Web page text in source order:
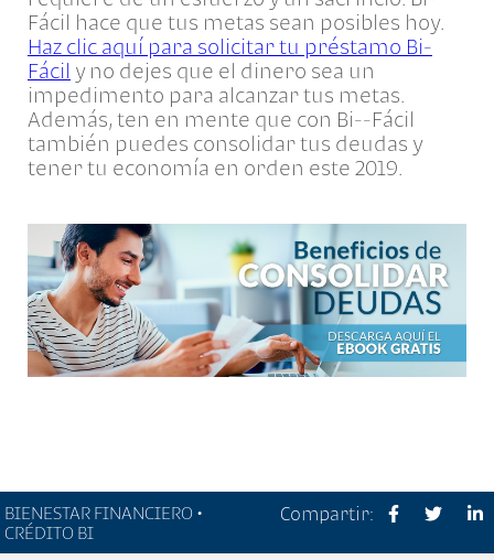
Fácil hace que tus metas sean posibles hoy.
Haz clic aquí para solicitar tu préstamo Bi-
Fácil y no dejes que el dinero sea un
impedimento para alcanzar tus metas.
Además, ten en mente que con Bi--Fácil
también puedes consolidar tus deudas y
tener tu economía en orden este 2019.
BIENESTAR FINANCIERO •
CRÉDITO BI
Compartir: